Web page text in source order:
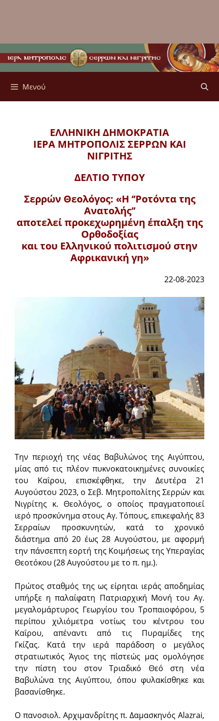
Μενού
ΕΛΛΗΝΙΚΗ ΔΗΜΟΚΡΑΤΙΑ
ΙΕΡΑ ΜΗΤΡΟΠΟΛΙΣΣΕΡΡΩΝ ΚΑΙ
ΝΙΓΡΙΤΗΣ
ΔΕΛΤΙΟ ΤΥΠΟΥ
Σερρών Θεολόγος: «Η ‘’Ροτόντα της
Ανατολής’’
αποτελεί προκεχωρημένη έπαλξη της
Ορθοδοξίας
και του Ελληνικού πολιτισμού στην
Αφρικανική γη»
22-08-2023
Την περιοχή της νέας Βαβυλώνος της Αιγύπτου,
μίας από τις πλέον πυκνοκατοικημένες συνοικίες
του Καΐρου, επισκέφθηκε, την Δευτέρα 21
Αυγούστου 2023, ο Σεβ. Μητροπολίτης Σερρών και
Νιγρίτης κ. Θεολόγος, ο οποίος πραγματοποιεί
ιερό προσκύνημα στους Αγ. Τόπους, επικεφαλής 83
Σερραίων προσκυνητών, κατά το χρονικό
διάστημα από 20 έως 28 Αυγούστου, με αφορμή
την πάνσεπτη εορτή της Κοιμήσεως της Υπεραγίας
Θεοτόκου (28 Αυγούστου με το π. ημ.).
Πρώτος σταθμός της ως είρηται ιεράς αποδημίας
υπήρξε η παλαίφατη Πατριαρχική Μονή του Αγ.
μεγαλομάρτυρος Γεωργίου του Τροπαιοφόρου, 5
περίπου χιλιόμετρα νοτίως του κέντρου του
Καΐρου, απέναντι από τις Πυραμίδες της
Γκίζας. Κατά την ιερά παράδοση ο μεγάλος
στρατιωτικός Άγιος της πίστεώς μας ομολόγησε
την πίστη του στον Τριαδικό Θεό στη νέα
Βαβυλώνα της Αιγύπτου, όπου φυλακίσθηκε και
βασανίσθηκε.
Ο πανοσιολ. Αρχιμανδρίτης π. Δαμασκηνός Alazrai,